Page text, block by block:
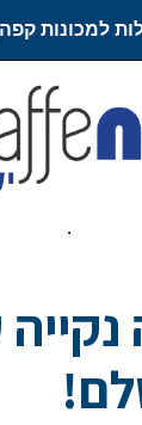
למכונות קפה
.